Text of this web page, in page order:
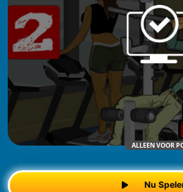
ALLEEN VOOR
Nu